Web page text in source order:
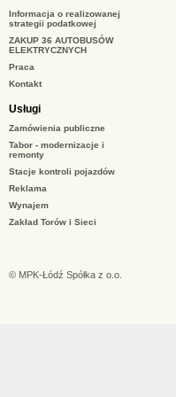
Informacja o realizowanej
strategii podatkowej
ZAKUP 36 AUTOBUSÓW
ELEKTRYCZNYCH
Praca
Kontakt
Usługi
Zamówienia publiczne
Tabor - modernizacje i
remonty
Stacje kontroli pojazdów
Reklama
Wynajem
Zakład Torów i Sieci
© MPK-Łódź Spółka z o.o.